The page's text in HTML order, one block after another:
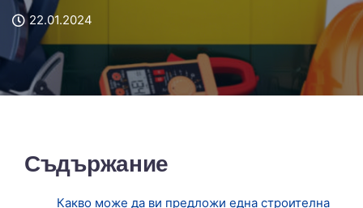
22.01.2024
Съдържание
Какво може да ви предложи една строителна